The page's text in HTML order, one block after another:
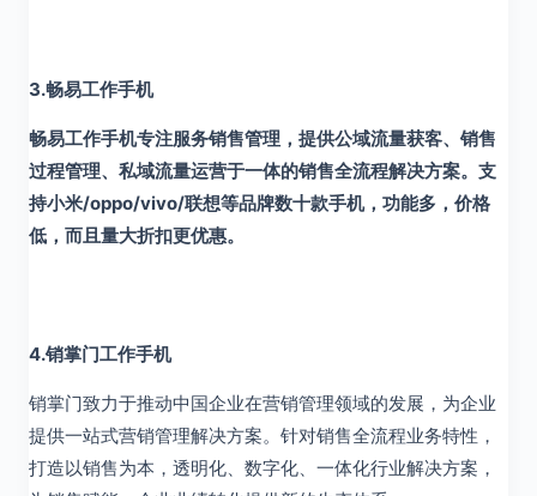
3.畅易工作手机
畅易工作手机专注服务销售管理，提供公域流量获客、销售
过程管理、私域流量运营于一体的销售全流程解决方案。支
持小米/oppo/vivo/联想等品牌数十款手机，功能多，价格
低，而且量大折扣更优惠。
4.销掌门工作手机
销掌门致力于推动中国企业在营销管理领域的发展，为企业
提供一站式营销管理解决方案。针对销售全流程业务特性，
打造以销售为本，透明化、数字化、一体化行业解决方案，